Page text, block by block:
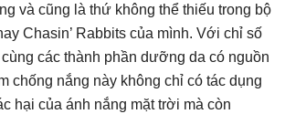
và cũng là thứ không thể thiếu trong bộ
Chasin’ Rabbits của mình. Với chỉ số
các thành phần dưỡng da có nguồn
chống nắng này không chỉ có tác dụng
hại của ánh nắng mặt trời mà còn